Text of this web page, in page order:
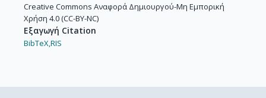
Creative Commons Αναφορά Δημιουργού-Μη Εμπορική
Χρήση 4.0 (CC-BY-NC)
Εξαγωγή Citation
BibTeX,RIS